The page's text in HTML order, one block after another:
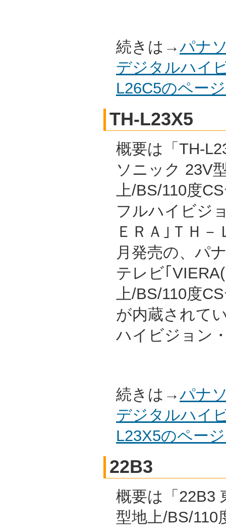
続きは→パナ
デジタルハイ
L26C5のペー
TH-L23X5
概要は「TH-
ソニック 23V
上/BS/110度
フルハイビジ
ＥＲＡ｣ＴＨ－
月発売の、パ
テレビ｢
上/BS/110度
が内蔵されて
ハイビジョン
続きは→パナ
デジタルハイ
L23X5のペー
22B3
概要は「22B3
型地上/BS/110